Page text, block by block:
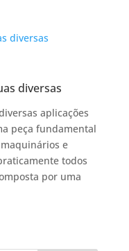
diversas
aplicações
peça fundamental
e
todos
por uma